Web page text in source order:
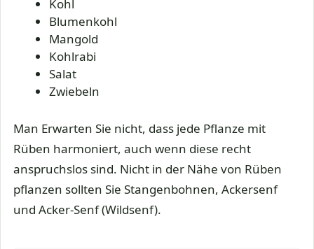
Kohl
Blumenkohl
Mangold
Kohlrabi
Salat
Zwiebeln
Man Erwarten Sie nicht, dass jede Pflanze mit
Rüben harmoniert, auch wenn diese recht
anspruchslos sind. Nicht in der Nähe von Rüben
pflanzen sollten Sie Stangenbohnen, Ackersenf
und Acker-Senf (Wildsenf).